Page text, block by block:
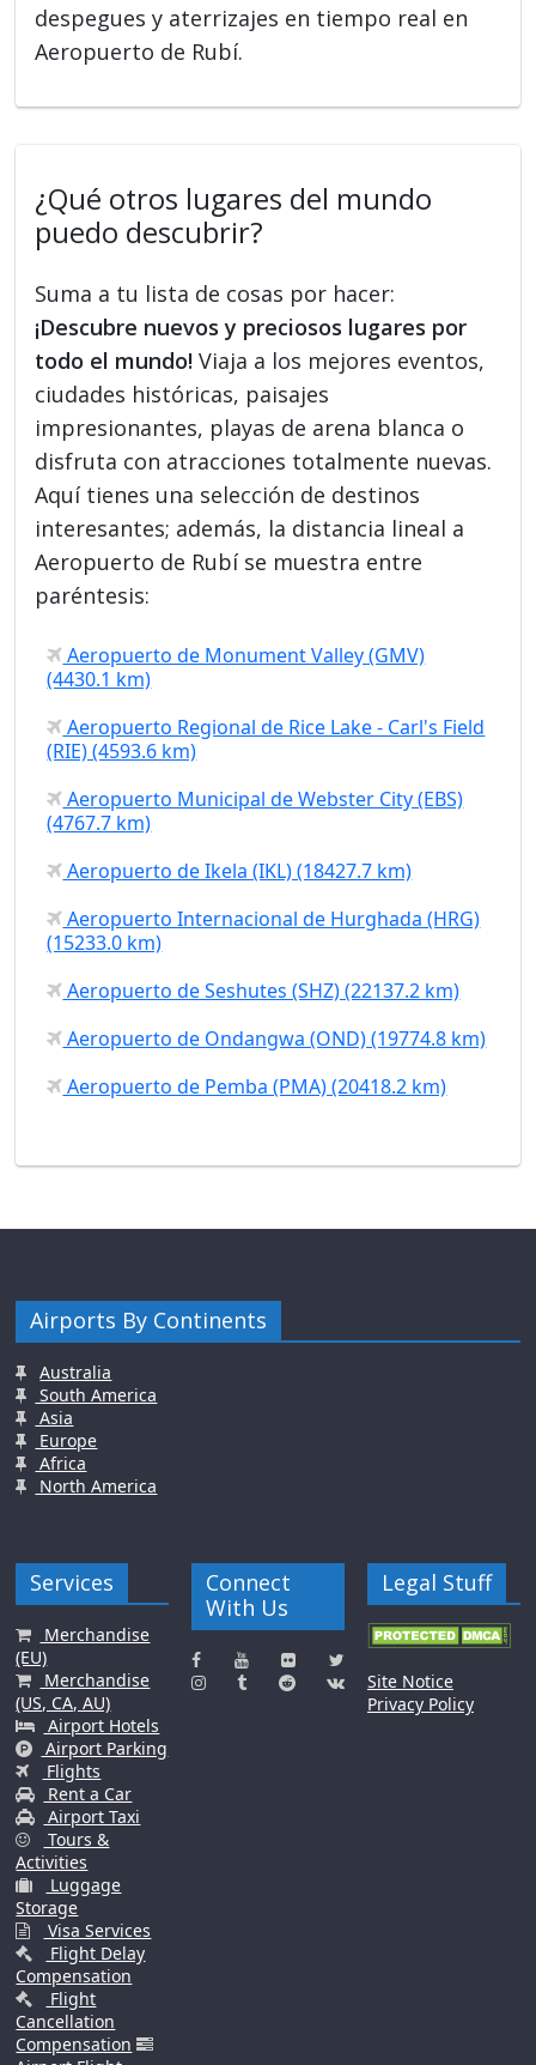
despegues y aterrizajes en tiempo real en
Aeropuerto de Rubí.
¿Qué otros lugares del mundo
puedo descubrir?
Suma a tu lista de cosas por hacer:
¡Descubre nuevos y preciosos lugares por
todo el mundo! Viaja a los mejores eventos,
ciudades históricas, paisajes
impresionantes, playas de arena blanca o
disfruta con atracciones totalmente nuevas.
Aquí tienes una selección de destinos
interesantes; además, la distancia lineal a
Aeropuerto de Rubí se muestra entre
paréntesis:
Aeropuerto de Monument Valley (GMV)
(4430.1 km)
Aeropuerto Regional de Rice Lake - Carl's Field
(RIE) (4593.6 km)
Aeropuerto Municipal de Webster City (EBS)
(4767.7 km)
Aeropuerto de Ikela (IKL) (18427.7 km)
Aeropuerto Internacional de Hurghada (HRG)
(15233.0 km)
Aeropuerto de Seshutes (SHZ) (22137.2 km)
Aeropuerto de Ondangwa (OND) (19774.8 km)
Aeropuerto de Pemba (PMA) (20418.2 km)
Airports By Continents
Australia
South America
Asia
Europe
Africa
North America
Services
Merchandise
(EU)
Merchandise
(US, CA, AU)
Airport Hotels
Airport Parking
Flights
Rent a Car
Airport Taxi
Tours &
Activities
Luggage
Storage
Visa Services
Flight Delay
Compensation
Flight
Cancellation
Compensation
Connect
With Us
Legal Stuff
Site Notice
Privacy Policy